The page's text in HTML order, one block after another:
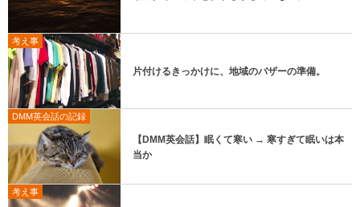
考え事
片付けるきっかけに、地域のバザーの準備。
DMM英会話の記録
【DMM英会話】眠くて寒い → 寒すぎて眠いは本
当か
考え事